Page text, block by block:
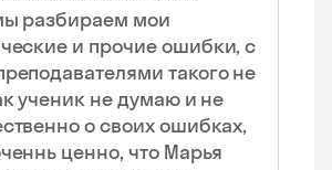
разбираем мои
и прочие ошибки, с
такого не
ученик не думаю и не
о своих ошибках,
ценно, что Марья